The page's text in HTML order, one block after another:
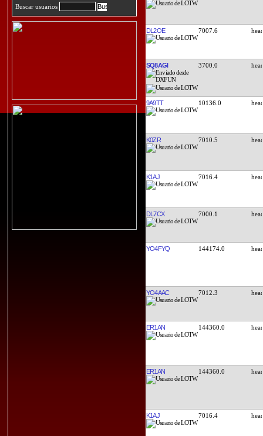
Buscar usuarios
DL2OE 7007.6
SQ8AGI 3700.0
9A9TT 10136.0
K0ZR 7010.5
K1AJ 7016.4
DL7CX 7000.1
YO4FYQ 144174.0
YO4AAC 7012.3
ER1AN 144360.0
ER1AN 144360.0
K1AJ 7016.4